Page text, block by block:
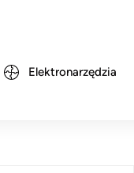
Elektronarzędzia